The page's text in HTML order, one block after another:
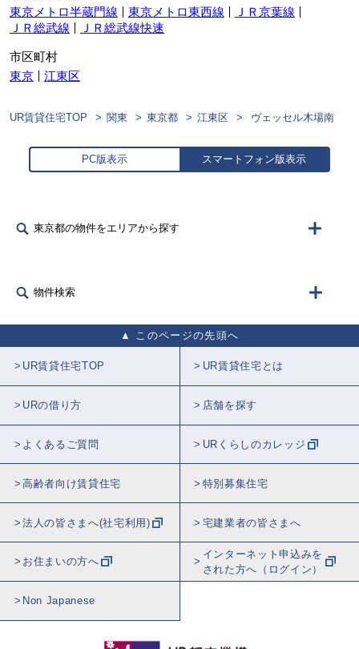
東京メトロ半蔵門線
東京メトロ東西線
ＪＲ京葉線
ＪＲ総武線
ＪＲ総武線快速
市区町村
東京
江東区
UR賃貸住宅TOP 関東 東京都 江東区 ヴェッセル木場南
PC版表示 スマートフォン版表示
東京都の物件をエリアから探す
物件検索
このページの先頭へ
UR賃貸住宅TOP UR賃貸住宅とは
URの借り方 店舗を探す
よくあるご質問 URくらしのカレッジ
高齢者向け賃貸住宅 特別募集住宅
法人の皆さまへ(社宅利用) 宅建業者の皆さまへ
お住まいの方へ
インターネット申込みを
された方へ（ログイン）
Non Japanese